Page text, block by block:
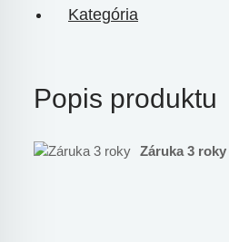
Kategória
Popis produktu
Záruka 3 roky